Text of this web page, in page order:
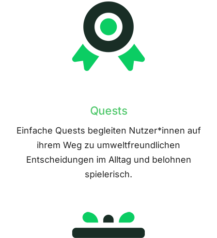
Quests
Einfache Quests begleiten Nutzer*innen auf
ihrem Weg zu umweltfreundlichen
Entscheidungen im Alltag und belohnen
spielerisch.